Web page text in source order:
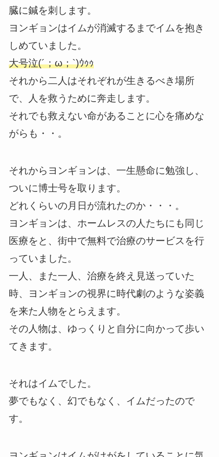
臓に鍼を刺します。
ヨンギョンはイムが消滅するまでイムを抱き
しめていました。
大号泣(´；ω；`)ｳｩｩ
それから二人はそれぞれが生きるべき場所
で、人を救うために奔走します。
それでも救えない命があることに心を痛めな
がらも・・。
それからヨンギョンは、一生懸命に勉強し、
ついに博士号を取ります。
どれくらいの月日が流れたのか・・・。
ヨンギョンは、ホームレスの人たちにも同じ
医療をと、街中で無料で治療のサービスを行
っていました。
一人、また一人、治療を終え見送っていた
時、ヨンギョンの視界に時代劇のような姿義
を来た人物をとらえます。
その人物は、ゆっくりと自分に向かって歩い
てきます。
それはイムでした。
夢でもなく、幻でもなく、イムだったので
す。